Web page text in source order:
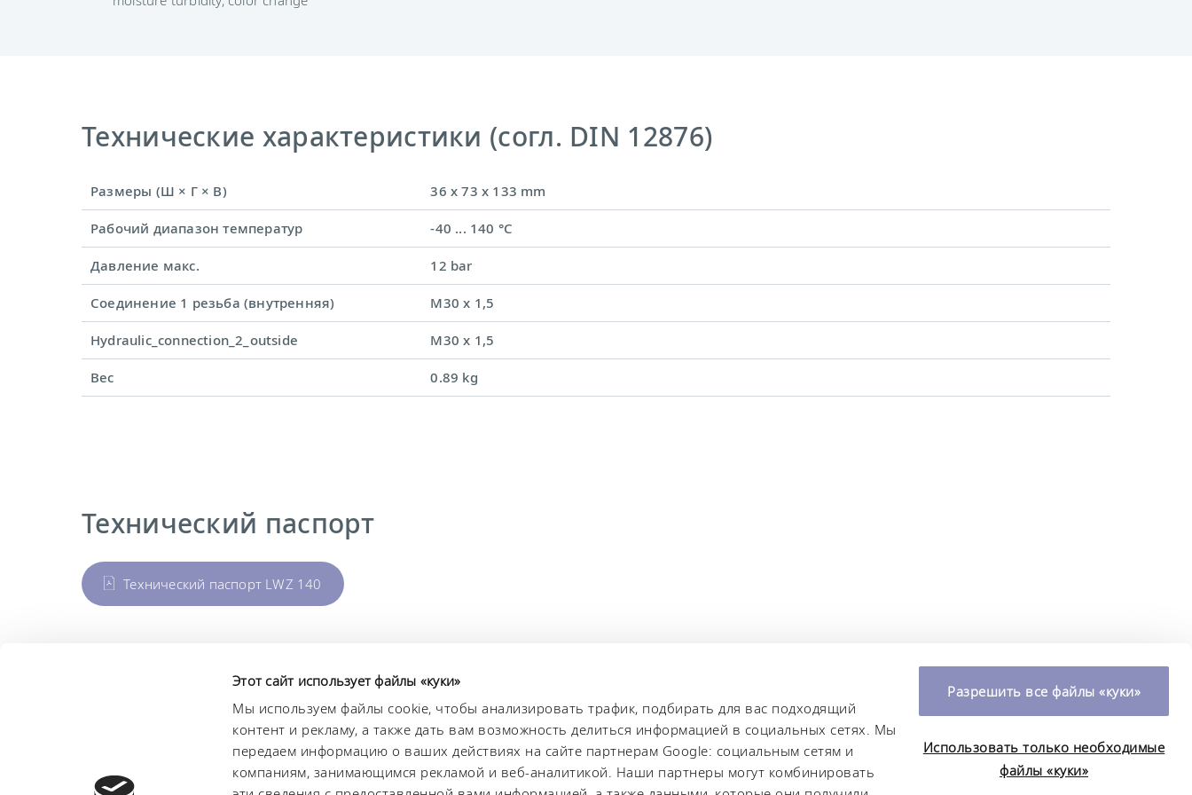
Этот сайт использует файлы «куки»
Мы используем файлы cookie, чтобы анализировать трафик, подбирать для вас подходящий
контент и рекламу, а также дать вам возможность делиться информацией в социальных сетях. Мы
передаем информацию о ваших действиях на сайте партнерам Google: социальным сетям и
компаниям, занимающимся рекламой и веб-аналитикой. Наши партнеры могут комбинировать
Разрешить все файлы «куки»
Использовать только необходимые
файлы «куки»
Технические характеристики (согл. DIN 12876)
Размеры (Ш × Г × В) 36 x 73 x 133 mm
Рабочий диапазон температур -40 ... 140 °C
Давление макс. 12 bar
Соединение 1 резьба (внутренняя) M30 x 1,5
Hydraulic_connection_2_outside M30 x 1,5
Вес 0.89 kg
Технический паспорт
Технический паспорт LWZ 140
Информационный
бюллетень
О нас Условия гарантии Защита данных Безопасность Карта сайта